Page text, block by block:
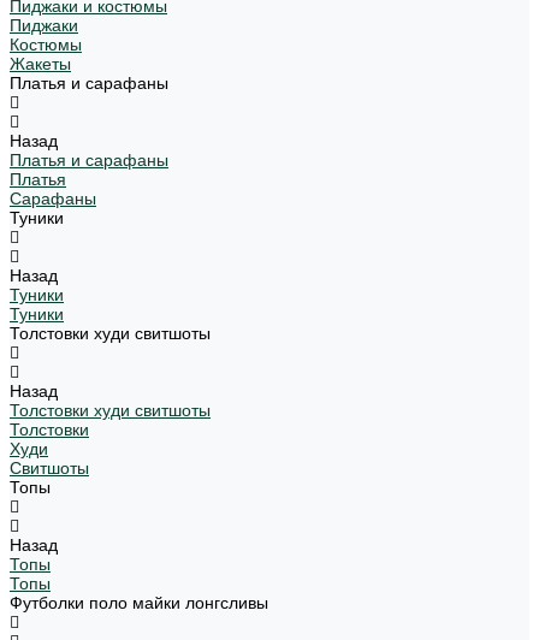
Пиджаки и костюмы
Пиджаки
Костюмы
Жакеты
Платья и сарафаны
Назад
Платья и сарафаны
Платья
Сарафаны
Туники
Назад
Туники
Туники
Толстовки худи свитшоты
Назад
Толстовки худи свитшоты
Толстовки
Худи
Свитшоты
Топы
Назад
Топы
Топы
Футболки поло майки лонгсливы